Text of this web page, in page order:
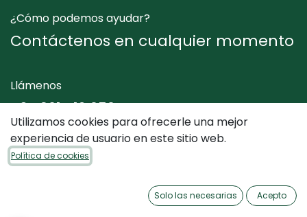
¿Cómo podemos ayudar?
Contáctenos en cualquier momento
Llámenos
+34 961 412 050
Envíenos un mensaje
Utilizamos cookies para ofrecerle una mejor
experiencia de usuario en este sitio web.
Política de cookies
Solo las necesarias Acepto